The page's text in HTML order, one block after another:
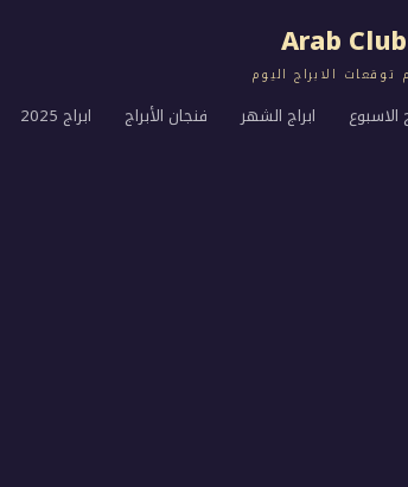
توقعات الابراج اليوم
الاسبوع ابراج الشهر فنجان الأبراج ابراج 2025